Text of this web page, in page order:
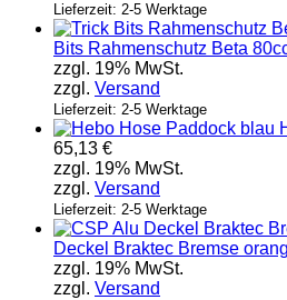
Lieferzeit: 2-5 Werktage
Bits Rahmenschutz Beta
zzgl. 19% MwSt.
zzgl. Versand
Lieferzeit: 2-5 Werktage
65,13 €
zzgl. 19% MwSt.
zzgl. Versand
Lieferzeit: 2-5 Werktage
Deckel Braktec Bremse
zzgl. 19% MwSt.
zzgl. Versand